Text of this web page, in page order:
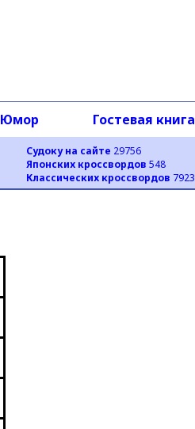
Судоку на сайте 29756
Японских кроссвордов 548
Классических кроссвордов 7923
Юмор Гостевая книга